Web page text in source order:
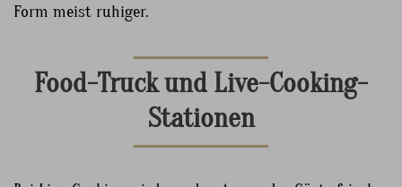
Form meist ruhiger.
Food-Truck und Live-Cooking-
Stationen